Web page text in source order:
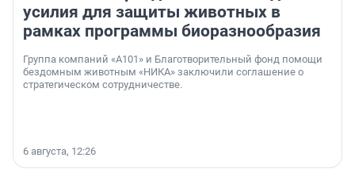
усилия для защиты животных в
рамках программы биоразнообразия
Группа компаний «А101» и Благотворительный фонд помощи
бездомным животным «НИКА» заключили соглашение о
стратегическом сотрудничестве.
6 августа, 12:26